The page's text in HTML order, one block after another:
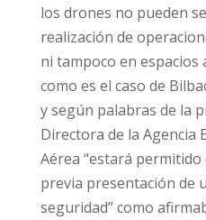
los drones no pueden
realización de
ni tampoco en
como es el caso de
y según palabras de la
Directora de la Agencia
Aérea “estará
previa presentación de
seguridad” como